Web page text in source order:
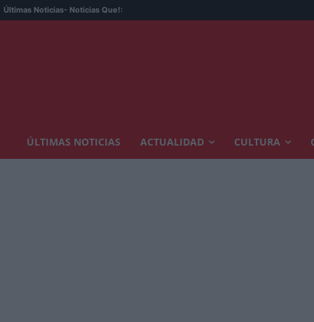
Últimas Noticias- Noticias Que!:
ÚLTIMAS NOTICIAS ACTUALIDAD CULTURA